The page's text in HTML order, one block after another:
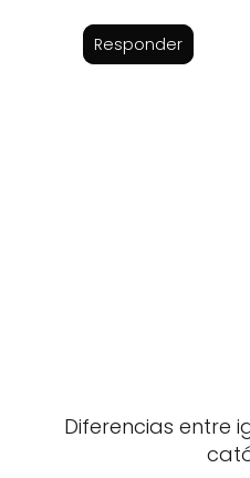
Responder
Diferencias entre